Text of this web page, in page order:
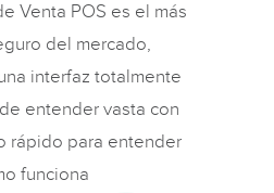
Venta POS es el más
del mercado,
interfaz totalmente
entender vasta con
rápido para entender
funciona